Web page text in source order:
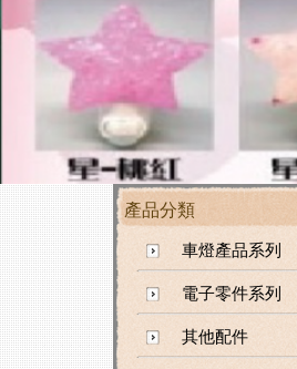
產品分類
車燈產品系列
電子零件系列
其他配件